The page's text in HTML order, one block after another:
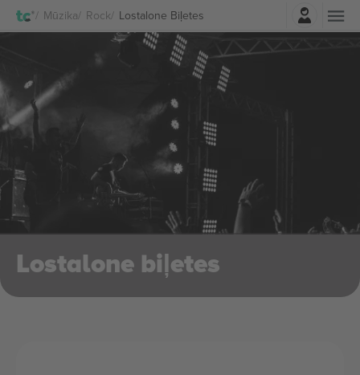
Mūzika Rock Lostalone BiļetesPierakstīties
Lostalone biļetes